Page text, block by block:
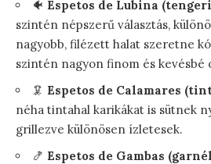
🐠 Espetos de Lubina
szintén népszerű választás,
nagyobb, filézett halat szeretne
szintén nagyon finom és kevésbé
🦑 Espetos de Calamares
néha tintahal karikákat is sütnek
grillezve különösen ízletesek.
🍤 Espetos de Gambas